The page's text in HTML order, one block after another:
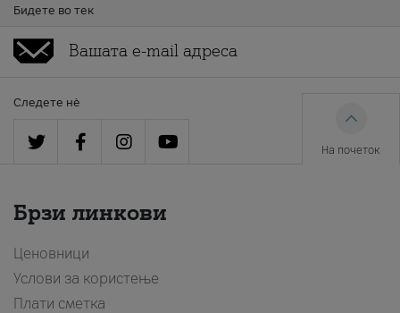
Бидете во тек
Следете нè
На почеток
Брзи линкови
Ценовници
Услови за користење
Плати сметка